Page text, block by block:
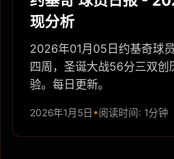
现分析
2026年01月05日约基奇球
四周，圣诞大战56分三双创
验。每日更新。
2026年1月5日 阅读时间: 1分钟